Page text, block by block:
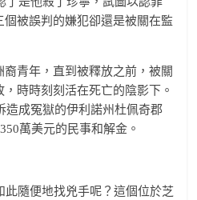
被誤判的嫌犯卻還是被關在監
青年，直到被釋放之前，被關
，時時刻刻活在死亡的陰影下。
造成冤獄的伊利諾州杜佩奇郡
萬美元的民事和解金。
隨便地找兇手呢？這個位於芝